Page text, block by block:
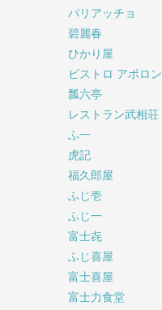
パリアッチョ
碧麗春
ひかり屋
ビストロ アポロン
瓢六亭
レストラン武相荘
ふ一
虎記
福久郎屋
ふじ壱
ふじ一
富士㐂
ふじ喜屋
富士喜屋
富士力食堂